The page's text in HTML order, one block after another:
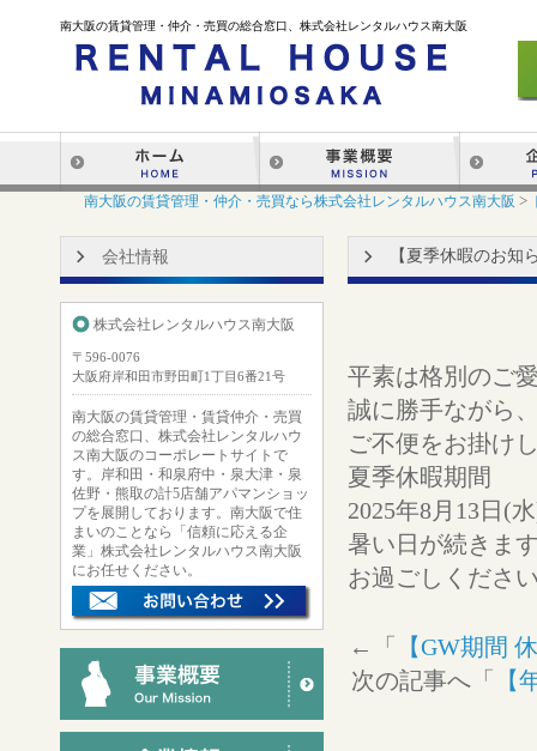
南大阪の賃貸管理・仲介・売買の総合窓口、株式会社レンタルハウス南大阪
南大阪の賃貸管理・仲介・売買なら株式会社レンタルハウス南大阪 >
【夏季休暇のお知
平素は格別のご
誠に勝手ながら
ご不便をお掛け
夏季休暇期間
2025年8月13日(
暑い日が続きま
お過ごしくださ
←「
【GW期間
次の記事へ「
【
会社情報
株式会社レンタルハウス南大阪
〒596-0076
大阪府岸和田市野田町1丁目6番21号
南大阪の賃貸管理・賃貸仲介・売買
の総合窓口、株式会社レンタルハウ
ス南大阪のコーポレートサイトで
す。岸和田・和泉府中・泉大津・泉
佐野・熊取の計5店舗アパマンショッ
プを展開しております。南大阪で住
まいのことなら「信頼に応える企
業」株式会社レンタルハウス南大阪
にお任せください。